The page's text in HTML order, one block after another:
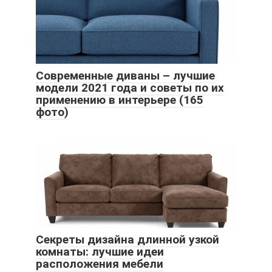
Современные диваны – лучшие
модели 2021 года и советы по их
применению в интерьере (165
фото)
Секреты дизайна длинной узкой
комнаты: лучшие идеи
расположения мебели